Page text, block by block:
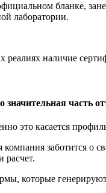
бланке,
лаборатории.
наличие
значительная часть
это касается
заботится о
расчет.
которые